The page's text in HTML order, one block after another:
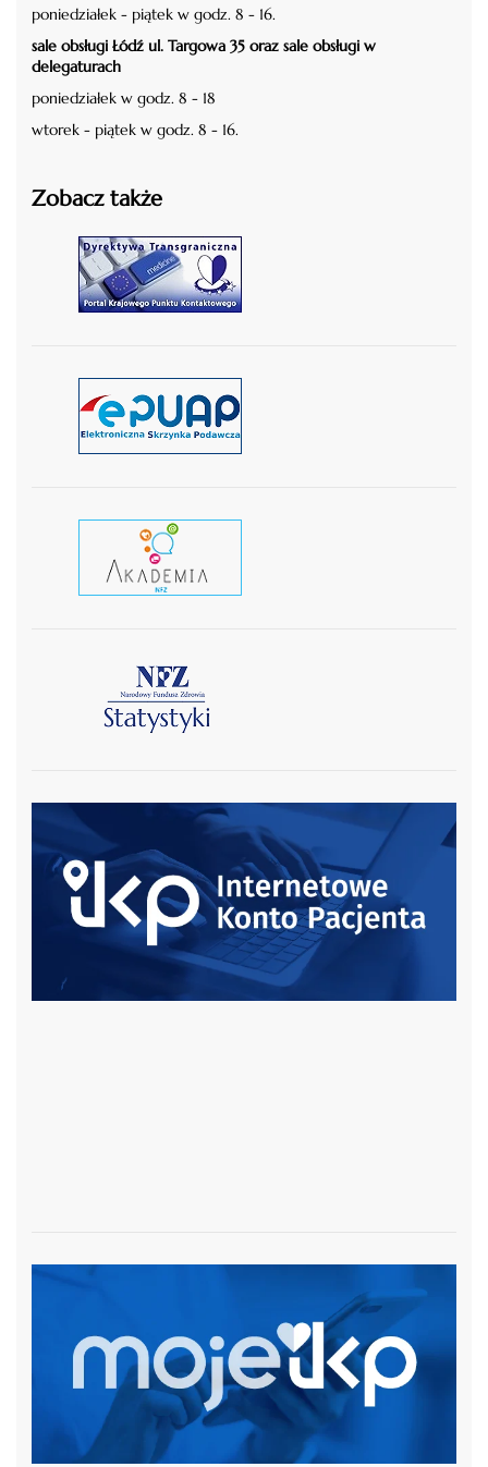
poniedziałek - piątek w godz. 8 - 16.
sale obsługi Łódź ul. Targowa 35 oraz sale obsługi w
delegaturach
poniedziałek w godz. 8 - 18
wtorek - piątek w godz. 8 - 16.
Zobacz także
czytaj więcej
czytaj więcej
czytaj więcej
czytaj więcej
czytaj więcej